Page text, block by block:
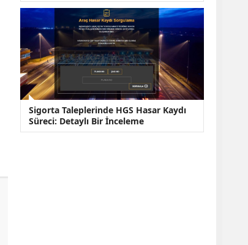
Sigorta Taleplerinde HGS Hasar Kaydı
Süreci: Detaylı Bir İnceleme